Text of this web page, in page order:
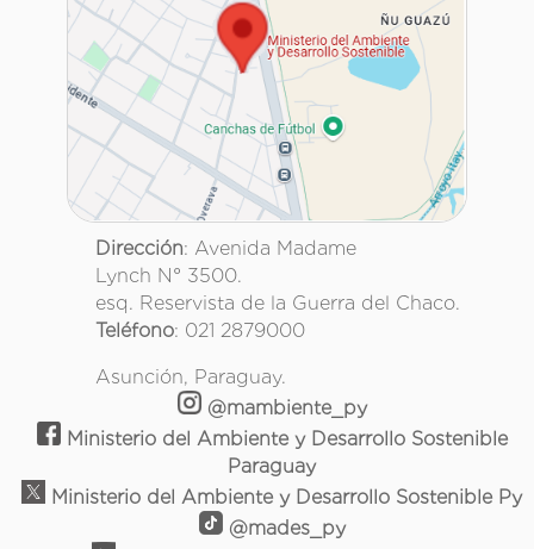
Dirección: Avenida Madame
Lynch N° 3500.
esq. Reservista de la Guerra del Chaco.
Teléfono: 021 2879000
Asunción, Paraguay.
@mambiente_py
Ministerio del Ambiente y Desarrollo Sostenible
Paraguay
Ministerio del Ambiente y Desarrollo Sostenible Py
@mades_py